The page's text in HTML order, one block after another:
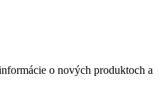
o nových produktoch a